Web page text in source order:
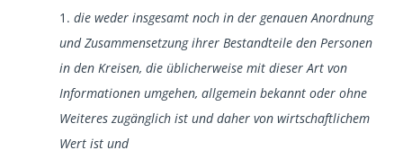
die weder insgesamt noch in der genauen Anordnung
und Zusammensetzung ihrer Bestandteile den Personen
in den Kreisen, die üblicherweise mit dieser Art von
Informationen umgehen, allgemein bekannt oder ohne
Weiteres zugänglich ist und daher von wirtschaftlichem
Wert ist und